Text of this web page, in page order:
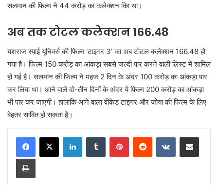
सलमान की फिल्म ने 44 करोड़ का कलेक्शन किा था।
अब तक टोटल कलेक्शन 166.48
यशराज स्पाई यूनिवर्स की फिल्म ‘टाइगर 3’ का अब टोटल कलेक्शन 166.48 हो
गया है। फिल्म 150 करोड़ का आंकड़ा सबसे जल्दी पार करने वाली लिस्ट में शामिल
हो गई है। सलमान की फिल्म ने महज 2 दिन के अंदर 100 करोड़ का आंकड़ा पार
कर लिया था। आने वाले दो-तीन दिनों के अंदर ये फिल्म 200 करोड़ का आंकड़ा
भी पार कर जाएगी। हालांकि आने वाला वीकेंड टाइगर और जोया की फिल्म के लिए
बेहतर साबित हो सकता है।
LinkedInTumblr PinterestReddit VKontakteShare via Email
Print